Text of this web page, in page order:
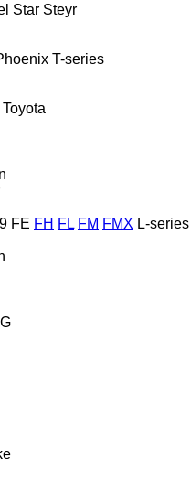
Star Steyr
T-series
Toyota
FE FH FL FM FMX L-series